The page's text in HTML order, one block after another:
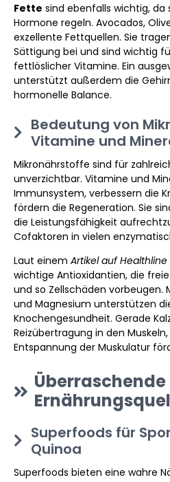
Fette sind ebenfalls wichtig, da
Hormone regeln. Avocados,
exzellente Fettquellen. Sie
Sättigung bei und sind wichtig
fettlöslicher Vitamine. Ein
unterstützt außerdem die
hormonelle Balance.
Bedeutung von
Vitamine und
Mikronährstoffe sind für
unverzichtbar. Vitamine und
Immunsystem, verbessern die
fördern die Regeneration. Sie
die Leistungsfähigkeit
Cofaktoren in vielen
Laut einem Artikel auf Healthline
wichtige Antioxidantien, die
und so Zellschäden vorbeugen.
und Magnesium unterstützen
Knochengesundheit. Gerade
Reizübertragung in den
Entspannung der Muskulatur
Überraschende
Superfoods für
Quinoa
Superfoods bieten eine wahre